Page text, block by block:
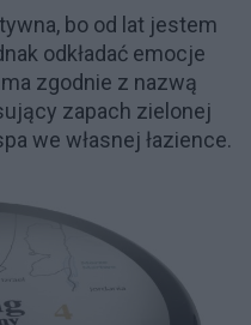
bo od lat jestem
odkładać emocje
zgodnie z nazwą
zapach zielonej
we własnej łazience.